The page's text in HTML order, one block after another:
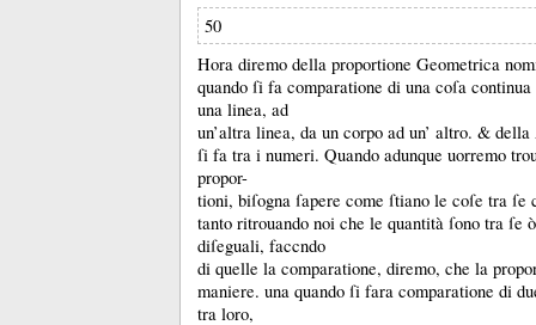
50
Hora diremo della proportione Geometrica
quando ſi fa comparatione di una coſa
una linea, ad
un’altra linea, da un corpo ad un’ altro. & della
ſi fa tra i numeri. Quando adunque uorremo
propor-
tioni, biſogna ſapere come ſtiano le coſe tra
tanto ritrouando noi che le quantità ſono tra ſe
diſeguali, faccndo
di quelle la comparatione, diremo, che la
maniere. una quando ſi fara comparatione di
tra loro,